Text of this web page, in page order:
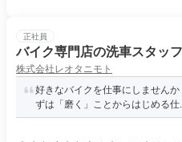
正社員
バイク専門店の洗車スタッフ
株式会社レオタニモト
好きなバイクを仕事にしません
ずは「磨く」ことからはじめる仕